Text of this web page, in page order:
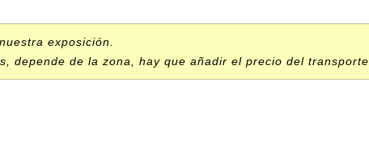
exposición.
depende de la zona, hay que añadir el precio del transporte.